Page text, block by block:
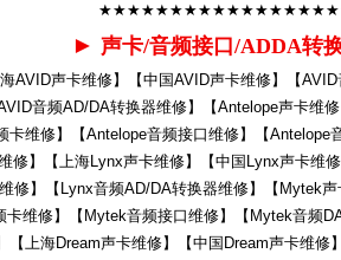
► 声卡/音频接口/ADDA转
海AVID声卡维修】【中国AVID声卡维修】【
音频AD/DA转换器维修】【Antelope声卡维
卡维修】【Antelope音频接口维修】【Antelope
修】【上海Lynx声卡维修】【中国Lynx声卡维
维修】【Lynx音频AD/DA转换器维修】【Mytek
卡维修】【Mytek音频接口维修】【Mytek音频
【上海Dream声卡维修】【中国Dream声卡维